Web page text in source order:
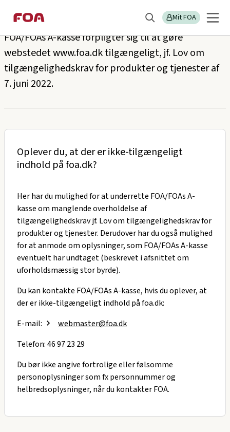
til
hovedindhold
til
hovedmenu
Søg Mit FOA
Tilgængelighedserklæring
FOA/FOAs A-kasse forpligter sig til at gøre
webstedet www.foa.dk tilgængeligt, jf. Lov om
tilgængelighedskrav for produkter og tjenester af
7. juni 2022.
Oplever du, at der er ikke-tilgængeligt
indhold på foa.dk?
Her har du mulighed for at underrette FOA/FOAs A-
kasse om manglende overholdelse af
tilgængelighedskrav jf. Lov om tilgængelighedskrav for
produkter og tjenester. Derudover har du også mulighed
for at anmode om oplysninger, som FOA/FOAs A-kasse
eventuelt har undtaget (beskrevet i afsnittet om
uforholdsmæssig stor byrde).
Du kan kontakte FOA/FOAs A-kasse, hvis du oplever, at
der er ikke-tilgængeligt indhold på foa.dk:
E-mail:
webmaster@foa.dk
Telefon: 46 97 23 29
Du bør ikke angive fortrolige eller følsomme
personoplysninger som fx personnummer og
helbredsoplysninger, når du kontakter FOA.